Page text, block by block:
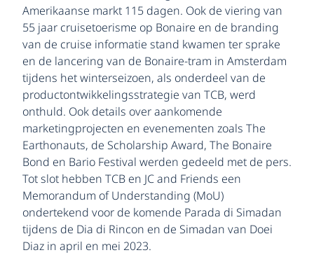
Amerikaanse markt 115 dagen. Ook de viering van
55 jaar cruisetoerisme op Bonaire en de branding
van de cruise informatie stand kwamen ter sprake
en de lancering van de Bonaire-tram in Amsterdam
tijdens het winterseizoen, als onderdeel van de
productontwikkelingsstrategie van TCB, werd
onthuld. Ook details over aankomende
marketingprojecten en evenementen zoals The
Earthonauts, de Scholarship Award, The Bonaire
Bond en Bario Festival werden gedeeld met de pers.
Tot slot hebben TCB en JC and Friends een
Memorandum of Understanding (MoU)
ondertekend voor de komende Parada di Simadan
tijdens de Dia di Rincon en de Simadan van Doei
Diaz in april en mei 2023.